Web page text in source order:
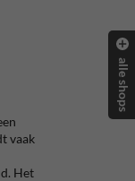
vaak
Het
alle shops